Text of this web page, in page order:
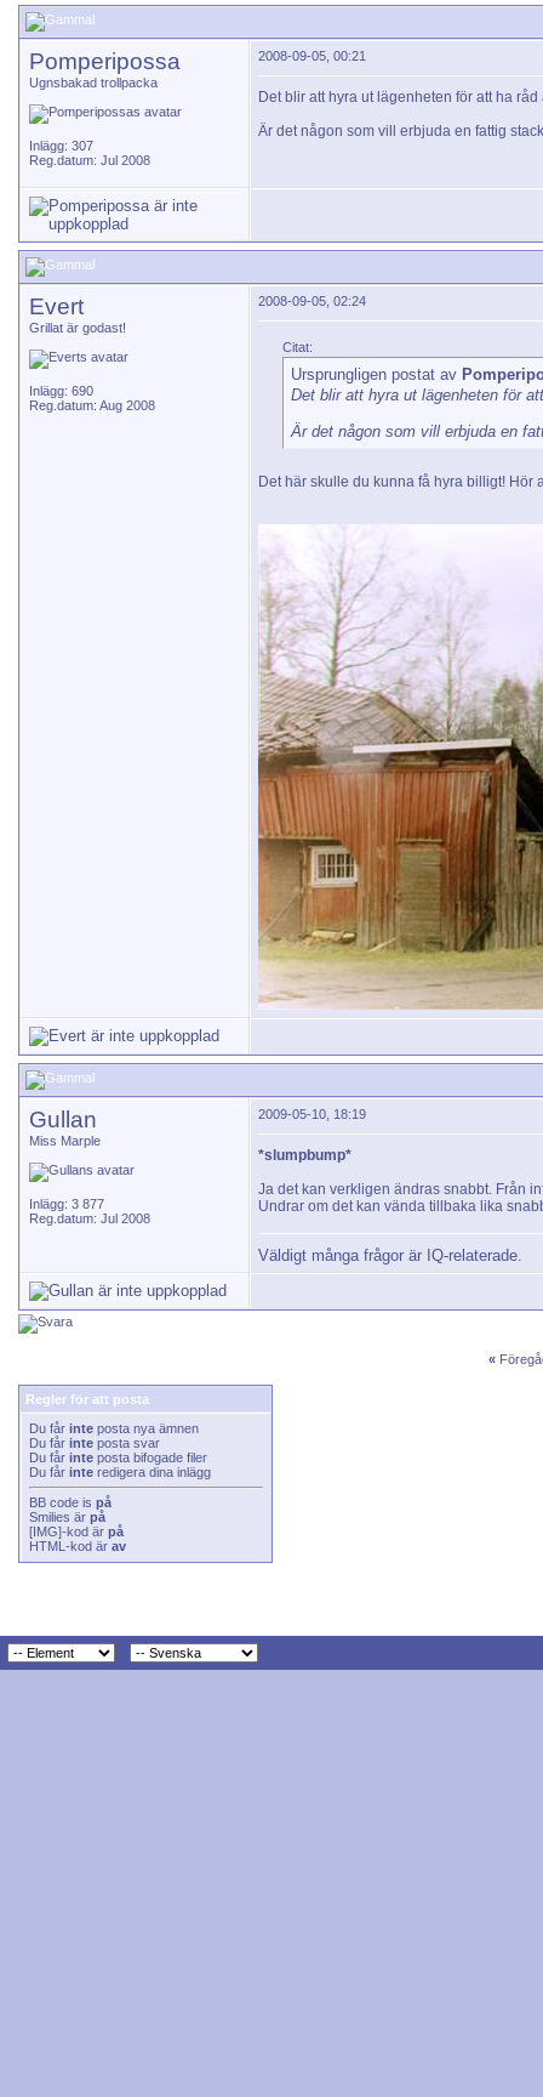
Pomperipossa
Ugnsbakad trollpacka
Inlägg: 307
Reg.datum: Jul 2008
2008-09-05, 00:21
Det blir att hyra ut lägenheten för att ha råd
Är det någon som vill erbjuda en fattig
Evert
Grillat är godast!
Inlägg: 690
Reg.datum: Aug 2008
2008-09-05, 02:24
Citat:
Ursprungligen postat av
Det blir att hyra ut lägenheten för
Är det någon som vill erbjuda en
Det här skulle du kunna få hyra billigt! Hör
Gullan
Miss Marple
Inlägg: 3 877
Reg.datum: Jul 2008
2009-05-10, 18:19
*slumpbump*
Ja det kan verkligen ändras snabbt. Från
Undrar om det kan vända tillbaka lika
Väldigt många frågor är IQ-relaterade.
«
Regler för att posta
Du får inte posta nya ämnen
Du får inte posta svar
Du får inte posta bifogade filer
Du får inte redigera dina inlägg
BB code is på
Smilies är på
[IMG]-kod är på
HTML-kod är av